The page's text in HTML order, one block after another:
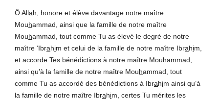
Ô Allah, honore et élève davantage notre maître
Mouhammad, ainsi que la famille de notre maître
Mouhammad, tout comme Tu as élevé le degré de notre
maître ‘Ibrahim et celui de la famille de notre maître Ibrahim,
et accorde Tes bénédictions à notre maître Mouhammad,
ainsi qu’à la famille de notre maître Mouhammad, tout
comme Tu as accordé des bénédictions à Ibrahim ainsi qu’à
la famille de notre maître Ibrahim, certes Tu mérites les